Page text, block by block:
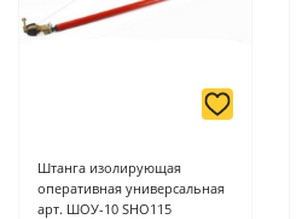
Штанга изолирующая
оперативная универсальная
арт. ШОУ-10 SHO115